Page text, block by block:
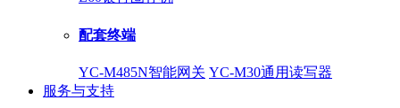
配套终端
YC-M485N智能网关 YC-M30通用读写器
服务与支持